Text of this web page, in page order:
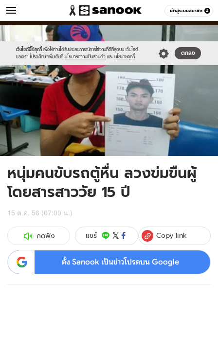
เข้าสู่ระบบสมาชิก
ข่าว หมวดอื่นๆ
เว็บไซต์นี้ใช้คุกกี้ เพื่อให้ท่านได้รับประสบการณ์การใช้งานที่ดีที่สุดบน เว็บไซต์
ของเรา โปรดศึกษาเพิ่มเติมที่ นโยบายความเป็นส่วนตัว และ นโยบายคุกกี้
ตกลง
//s.isanook.com/sr/0/images/logo-
sanook.png
//s.isanook.com/ns/0/ud/252/1263766/news03-
1.jpg
หนุ่มคนขับรถตู้หื่น ลวงข่มขืนผู้
โดยสารสาววัย 15 ปี
15 ต.ค. 56 (07:00 น.)
กดฟัง แชร์ Copy link
ตั้ง Sanook เป็นข่าวโปรดบน Google